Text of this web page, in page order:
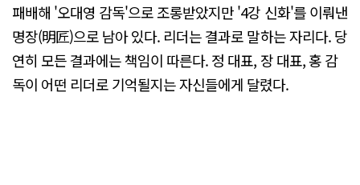
패배해 '오대영 감독'으로 조롱받았지만 '4강 신화'를 이뤄낸
명장(明匠)으로 남아 있다. 리더는 결과로 말하는 자리다. 당
연히 모든 결과에는 책임이 따른다. 정 대표, 장 대표, 홍 감
독이 어떤 리더로 기억될지는 자신들에게 달렸다.